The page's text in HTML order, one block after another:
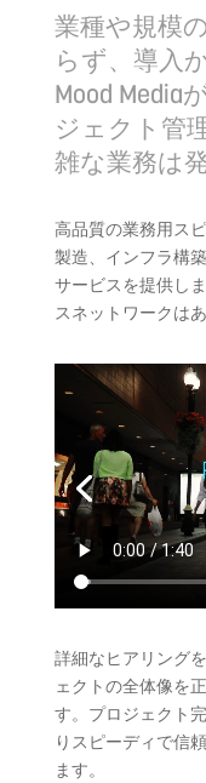
業種や規模
らず、導入
Mood Media
ジェクト管
雑な業務は
高品質の業務用ス
製造、インフラ構
サービスを提供し
スネットワークは
詳細なヒアリング
ェクトの全体像を
す。プロジェクト
りスピーディで信
ます。